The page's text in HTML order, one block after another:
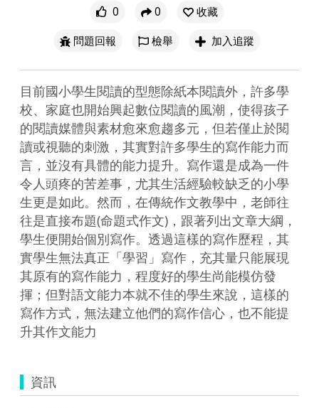
0 0
收藏
問題回報
檢舉 加入追蹤
目前國小學生閱讀的型態除紙本閱讀外，許多學
校、家庭也開始興起數位閱讀的風潮，使得孩子
的閱讀媒體與素材愈來愈趨多元，但若僅止於閱
讀或視聽的刺激，其實對許多學生的寫作能力而
言，並沒有具體的能力提升。寫作還是成為一件
令人頭疼的苦差事，尤其生活經驗較缺乏的小學
生更是如此。然而，在傳統作文教學中，老師往
往是直接布題(命題式作文)，跟著列出文章大綱，
學生便開始個別寫作。透過這樣的寫作歷程，其
實學生無法真正「學習」寫作，充其量只能展現
其原有的寫作能力，程度好的學生尚能模仿發
揮；但對語文能力本就不佳的學生來說，這樣的
寫作方式，無法建立他們的寫作信心，也不能提
升其作文能力
資訊